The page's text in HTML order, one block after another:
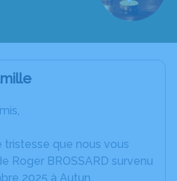
tristesse que nous vous
Roger BROSSARD survenu
2025 à Autun.